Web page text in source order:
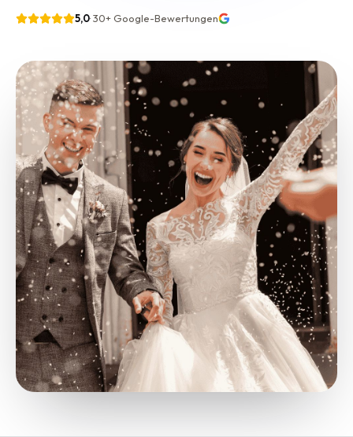
5,0·30+Google-Bewertungen